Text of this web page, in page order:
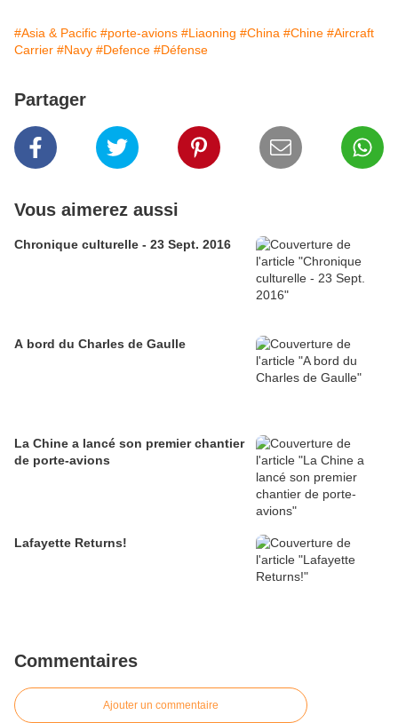
#Asia & Pacific #porte-avions #Liaoning #China #Chine #Aircraft
Carrier #Navy #Defence #Défense
Partager
Vous aimerez aussi
Chronique culturelle - 23 Sept. 2016
A bord du Charles de Gaulle
La Chine a lancé son premier chantier
de porte-avions
Lafayette Returns!
Commentaires
Ajouter un commentaire